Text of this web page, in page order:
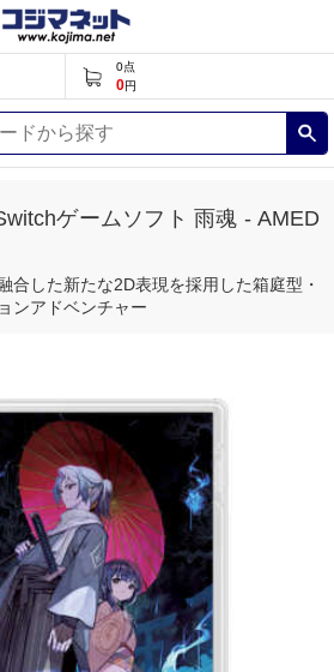
0点
0円
ゲームソフト 雨魂 - AMED
合した新たな2D表現を採用した箱庭型・
ンアドベンチャー